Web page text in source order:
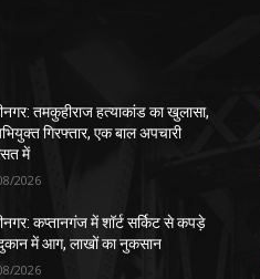
तमकुहीराज हत्याकांड का खुलासा,
गिरफ्तार, एक बाल अपचारी
में
2026
कप्तानगंज में शॉर्ट सर्किट से कपड़े
में आग, लाखों का नुकसान
2026